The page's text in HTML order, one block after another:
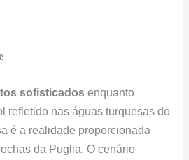
sofisticados enquanto
refletido nas águas turquesas do
é a realidade proporcionada
da Puglia. O cenário